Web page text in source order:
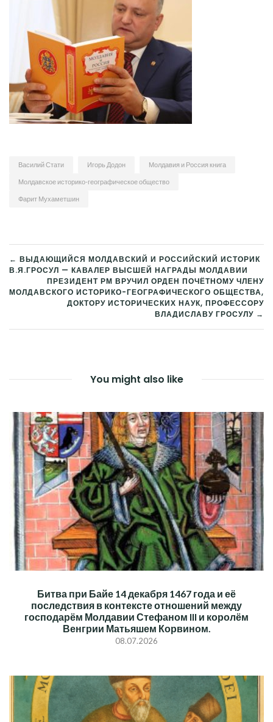
Василий Стати Игорь Додон Молдавия и Россия книга
Молдавское историко-географическое общество
Фарит Мухаметшин
НАВИГАЦИЯ
ПО
ЗАПИСЯМ
← ВЫДАЮЩИЙСЯ МОЛДАВСКИЙ И РОССИЙСКИЙ ИСТОРИК
В.Я.ГРОСУЛ — КАВАЛЕР ВЫСШЕЙ НАГРАДЫ МОЛДАВИИ
ПРЕЗИДЕНТ РМ ВРУЧИЛ ОРДЕН ПОЧЁТНОМУ ЧЛЕНУ
МОЛДАВСКОГО ИСТОРИКО-ГЕОГРАФИЧЕСКОГО ОБЩЕСТВА,
ДОКТОРУ ИСТОРИЧЕСКИХ НАУК, ПРОФЕССОРУ
ВЛАДИСЛАВУ ГРОСУЛУ →
You might also like
Битва при Байе 14 декабря 1467 года и её
последствия в контексте отношений между
господарём Молдавии Стефаном III и королём
Венгрии Матьяшем Корвином.
08.07.2026